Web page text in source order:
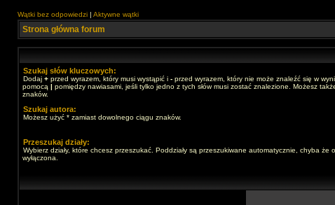
Wątki bez odpowiedzi | Aktywne wątki
Strona główna forum
Szukaj słów kluczowych:
Dodaj + przed wyrazem, który musi wystąpić i - przed wyrazem, który nie może znaleźć się w
pomocą | pomiędzy nawiasami, jeśli tylko jedno z tych słów musi zostać znalezione. Możesz
znaków.
Szukaj autora:
Możesz użyć * zamiast dowolnego ciągu znaków.
Przeszukaj działy:
Wybierz działy, które chcesz przeszukać. Poddziały są przeszukiwane automatycznie, chyba że
wyłączona.